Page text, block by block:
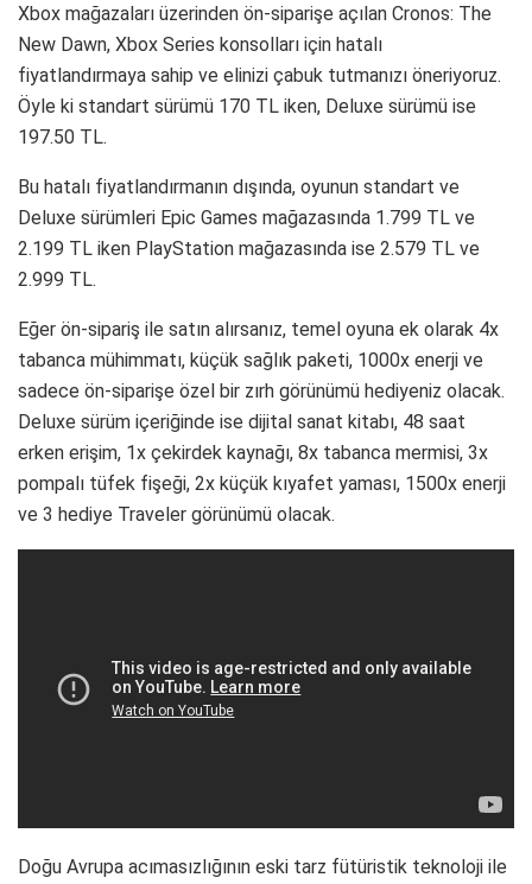
Xbox mağazaları üzerinden ön-siparişe açılan Cronos: The
New Dawn, Xbox Series konsolları için hatalı
fiyatlandırmaya sahip ve elinizi çabuk tutmanızı öneriyoruz.
Öyle ki standart sürümü 170 TL iken, Deluxe sürümü ise
197.50 TL.
Bu hatalı fiyatlandırmanın dışında, oyunun standart ve
Deluxe sürümleri Epic Games mağazasında 1.799 TL ve
2.199 TL iken PlayStation mağazasında ise 2.579 TL ve
2.999 TL.
Eğer ön-sipariş ile satın alırsanız, temel oyuna ek olarak 4x
tabanca mühimmatı, küçük sağlık paketi, 1000x enerji ve
sadece ön-siparişe özel bir zırh görünümü hediyeniz olacak.
Deluxe sürüm içeriğinde ise dijital sanat kitabı, 48 saat
erken erişim, 1x çekirdek kaynağı, 8x tabanca mermisi, 3x
pompalı tüfek fişeği, 2x küçük kıyafet yaması, 1500x enerji
ve 3 hediye Traveler görünümü olacak.
Doğu Avrupa acımasızlığının eski tarz fütüristik teknoloji ile